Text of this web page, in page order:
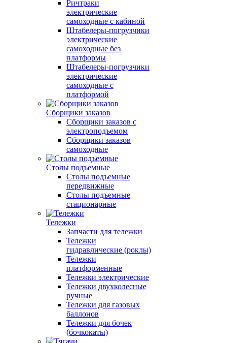
Ричтраки
электрические
самоходные с кабиной
Штабелеры-погрузчики
электрические
самоходные без
платформы
Штабелеры-погрузчики
электрические
самоходные с
платформой
Сборщики заказов
Сборщики заказов с
электроподъемом
Сборщики заказов
самоходные
Столы подъемные
Столы подъемные
передвижные
Столы подъемные
стационарные
Тележки
Запчасти для тележки
Тележки
гидравлические (роклы)
Тележки
платформенные
Тележки электрические
Тележки двухколесные
ручные
Тележки для газовых
баллонов
Тележки для бочек
(бочкокаты)